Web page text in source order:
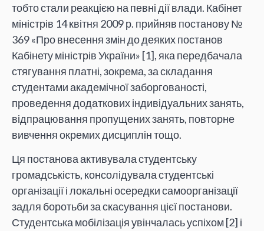
тобто стали реакцією на певні дії влади. Кабінет
міністрів 14 квітня 2009 р. прийняв постанову №
369 «Про внесення змін до деяких постанов
Кабінету міністрів України» [1], яка передбачала
стягування платні, зокрема, за складання
студентами академічної заборгованості,
проведення додаткових індивідуальних занять,
відпрацювання пропущених занять, повторне
вивчення окремих дисциплін тощо.
Ця постанова активувала студентську
громадськість, консолідувала студентські
організації і локальні осередки самоорганізації
задля боротьби за скасування цієї постанови.
Студентська мобілізація увінчалась успіхом [2] і